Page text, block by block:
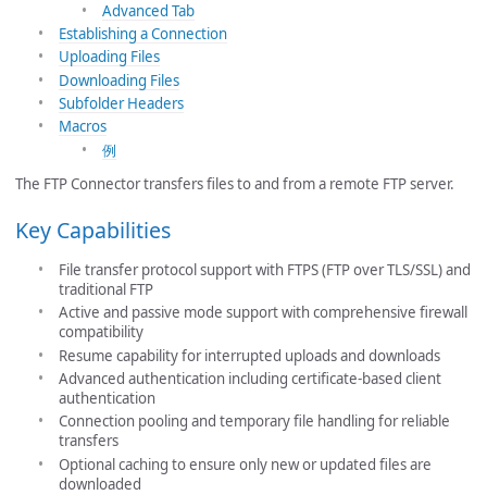
Advanced Tab
Establishing a Connection
Uploading Files
Downloading Files
Subfolder Headers
Macros
例
The FTP Connector transfers files to and from a remote FTP server.
Key Capabilities
File transfer protocol support with FTPS (FTP over TLS/SSL) and
traditional FTP
Active and passive mode support with comprehensive firewall
compatibility
Resume capability for interrupted uploads and downloads
Advanced authentication including certificate-based client
authentication
Connection pooling and temporary file handling for reliable
transfers
Optional caching to ensure only new or updated files are
downloaded